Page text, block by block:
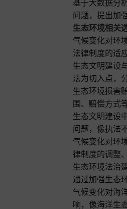
基于大数据分
问题，提出加
生态环境相关
气候变化对环
法律制度的适
生态文明建设
法为切入点，
生态环境损害
围、赔偿方式
生态文明建设
问题，像执法
气候变化对环
律制度的调整
生态环境法治
通过加强生态
气候变化对海
响，像海洋生